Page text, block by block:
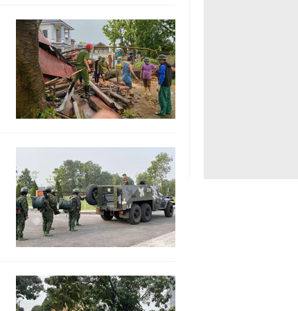
Hitech Công nghệ tương lai
Sản phẩm
Thị trường
Tư vấn